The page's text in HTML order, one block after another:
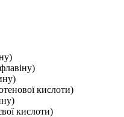
кислоти)
кислоти)